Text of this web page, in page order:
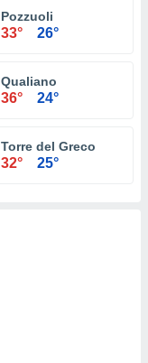
Pozzuoli
33° 26°
Qualiano
36° 24°
Torre del Greco
32° 25°